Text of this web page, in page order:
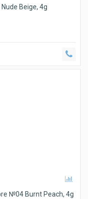
Beige, 4g
№04 Burnt Peach, 4g